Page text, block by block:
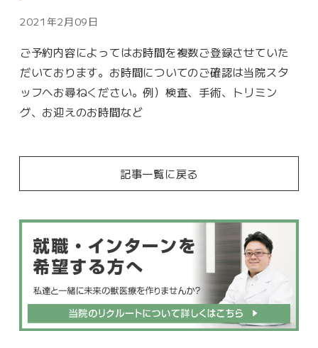
2021年2月09日
ご予約内容によってはお時間を複数ご登録させていた
だいております。お時間についてのご確認は当院スタ
ッフへお尋ねください。例）検査、手術、トリミン
グ、お迎えのお時間など
記事一覧に戻る